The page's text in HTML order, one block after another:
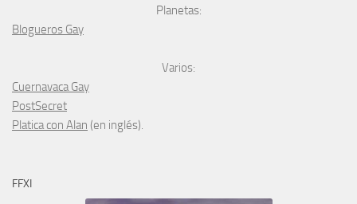
Planetas:
Blogueros Gay
Varios:
Cuernavaca Gay
PostSecret
Platica con Alan (en inglés).
FFXI